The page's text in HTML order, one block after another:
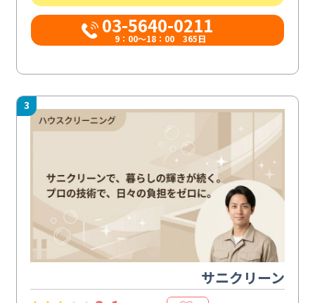
03-5640-0211
9：00～18：00 365日
3
サニクリーン